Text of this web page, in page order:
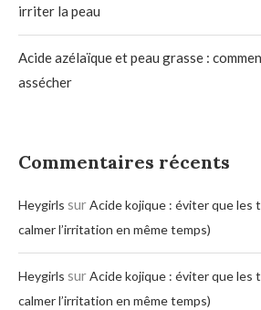
irriter la peau
Acide azélaïque et peau grasse :
assécher
Commentaires récents
Heygirls surAcide kojique : éviter que les
calmer l’irritation en même temps)
Heygirls surAcide kojique : éviter que les
calmer l’irritation en même temps)